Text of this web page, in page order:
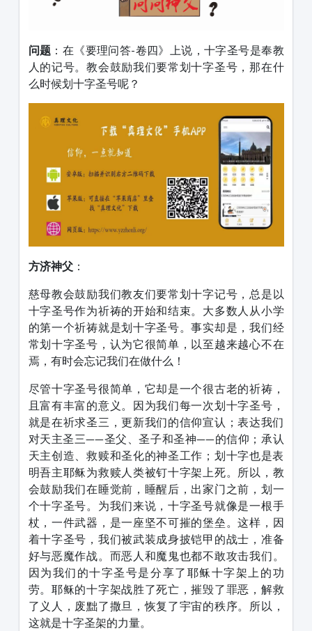
问题 ：在《要理问答-卷四》上说，十字圣号是奉教
人的记号。教会鼓励我们要常划十字圣号，那在什
么时候划十字圣号呢？
方济神父：
慈母教会鼓励我们教友们要常划十字记号，总是以
十字圣号作为祈祷的开始和结束。大多数人从小学
的第一个祈祷就是划十字圣号。事实却是，我们经
常划十字圣号，认为它很简单，以至越来越心不在
焉，有时会忘记我们在做什么！
尽管十字圣号很简单，它却是一个很古老的祈祷，
且富有丰富的意义。因为我们每一次划十字圣号，
就是在祈求圣三，更新我们的信仰宣认；表达我们
对天主圣三——圣父、圣子和圣神——的信仰；承认
天主创造、救赎和圣化的神圣工作；划十字也是表
明吾主耶稣为救赎人类被钉十字架上死。所以，教
会鼓励我们在睡觉前，睡醒后，出家门之前，划一
个十字圣号。为我们来说，十字圣号就像是一根手
杖，一件武器，是一座坚不可摧的堡垒。这样，因
着十字圣号，我们被武装成身披铠甲的战士，准备
好与恶魔作战。而恶人和魔鬼也都不敢攻击我们。
因为我们的十字圣号是分享了耶稣十字架上的功
劳。耶稣的十字架战胜了死亡，摧毁了罪恶，解救
了义人，废黜了撒旦，恢复了宇宙的秩序。所以，
这就是十字圣架的力量。